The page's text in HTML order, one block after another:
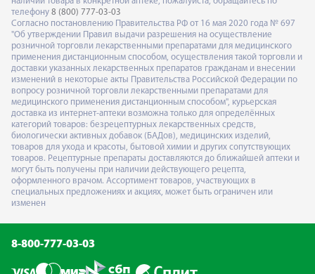
телефону 8 (800) 777-03-03
Согласно постановлению Правительства РФ от 16 мая 2020 года № 697
"Об утверждении Правил выдачи разрешения на осуществление
розничной торговли лекарственными препаратами для медицинского
применения дистанционным способом, осуществления такой торговли и
доставки указанных лекарственных препаратов гражданам и внесении
изменений в некоторые акты Правительства Российской Федерации по
вопросу розничной торговли лекарственными препаратами для
медицинского применения дистанционным способом", курьерская
доставка из интернет-аптеки возможна только для определённых
категорий товаров: безрецептурных лекарственных средств,
биологически активных добавок (БАДов), медицинских изделий,
товаров для ухода и красоты, бытовой химии и других сопутствующих
товаров. Рецептурные препараты доставляются до ближайшей аптеки и
могут быть получены при наличии действующего рецепта,
оформленного врачом. Ассортимент товаров, участвующих в
специальных предложениях и акциях, может быть ограничен или
изменен
8-800-777-03-03